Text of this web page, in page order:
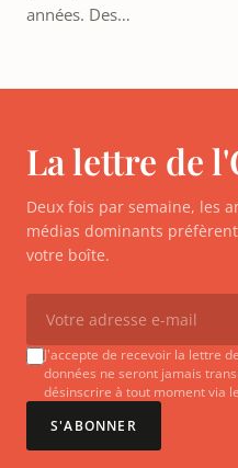
années. Des…
La lettre de
Deux fois par semaine, les
médias dominants
votre boîte.
J'accepte de recevoir la lettre
données ne seront jamais
désinscrire à tout moment via
S'ABONNER